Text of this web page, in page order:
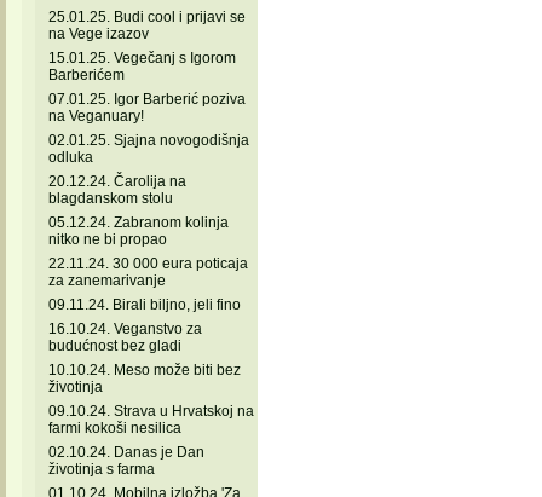
25.01.25. Budi cool i prijavi se
na Vege izazov
15.01.25. Vegečanj s Igorom
Barberićem
07.01.25. Igor Barberić poziva
na Veganuary!
02.01.25. Sjajna novogodišnja
odluka
20.12.24. Čarolija na
blagdanskom stolu
05.12.24. Zabranom kolinja
nitko ne bi propao
22.11.24. 30 000 eura poticaja
za zanemarivanje
09.11.24. Birali biljno, jeli fino
16.10.24. Veganstvo za
budućnost bez gladi
10.10.24. Meso može biti bez
životinja
09.10.24. Strava u Hrvatskoj na
farmi kokoši nesilica
02.10.24. Danas je Dan
životinja s farma
01.10.24. Mobilna izložba 'Za